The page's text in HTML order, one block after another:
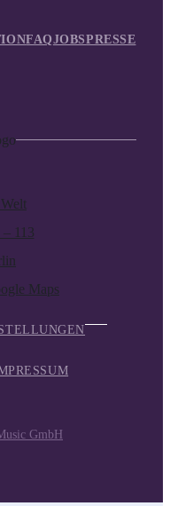
FAQJOBSPRESSE
– 113
Maps
GmbH